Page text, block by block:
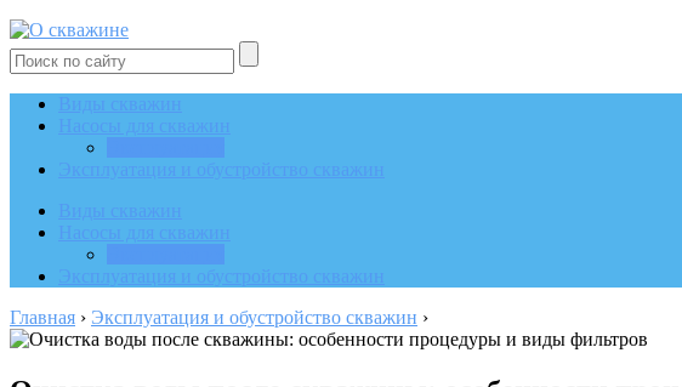
Виды скважин
Насосы для скважин
Эксплуатация и обустройство скважин
Виды скважин
Насосы для скважин
Эксплуатация и обустройство скважин
Главная › Эксплуатация и обустройство скважин ›